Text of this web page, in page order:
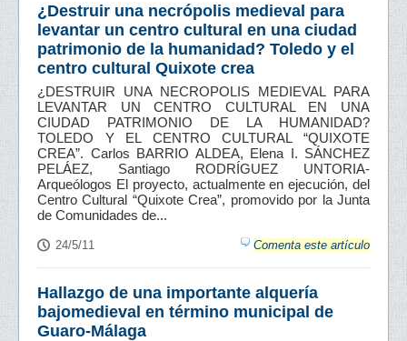
¿Destruir una necrópolis medieval para
levantar un centro cultural en una ciudad
patrimonio de la humanidad? Toledo y el
centro cultural Quixote crea
¿DESTRUIR UNA NECROPOLIS MEDIEVAL PARA
LEVANTAR UN CENTRO CULTURAL EN UNA
CIUDAD PATRIMONIO DE LA HUMANIDAD?
TOLEDO Y EL CENTRO CULTURAL “QUIXOTE
CREA”. Carlos BARRIO ALDEA, Elena I. SÁNCHEZ
PELÁEZ, Santiago RODRÍGUEZ UNTORIA-
Arqueólogos El proyecto, actualmente en ejecución, del
Centro Cultural “Quixote Crea”, promovido por la Junta
de Comunidades de...
24/5/11 Comenta este artículo
Hallazgo de una importante alquería
bajomedieval en término municipal de
Guaro-Málaga